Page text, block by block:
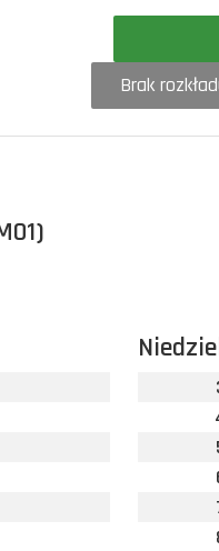
Brak